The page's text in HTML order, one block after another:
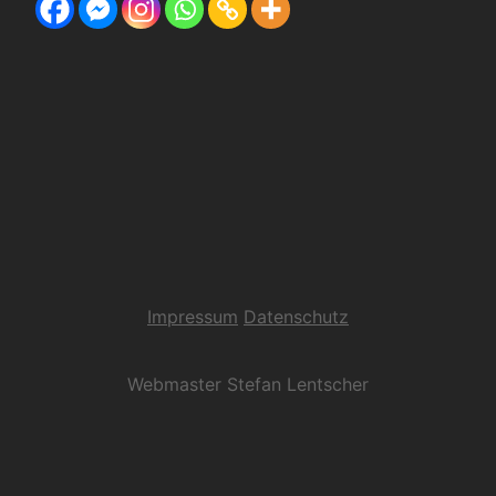
Impressum Datenschutz
Webmaster Stefan Lentscher